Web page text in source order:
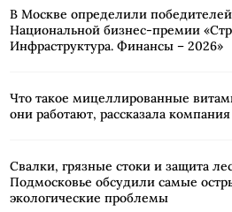
В Москве определили победителей
Национальной бизнес-премии
Инфраструктура. Финансы – 2026»
Что такое мицеллированные
они работают, рассказала
Свалки, грязные стоки и защита
Подмосковье обсудили самые
экологические проблемы